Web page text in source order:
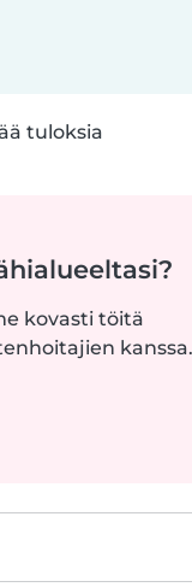
tuloksia
kovasti töitä
kanssa.